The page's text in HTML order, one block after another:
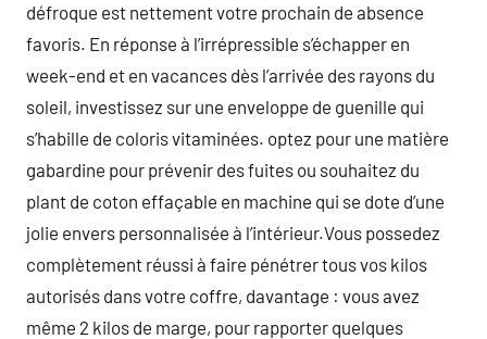
défroque est nettement votre prochain de absence
favoris. En réponse à l’irrépressible s’échapper en
week-end et en vacances dès l’arrivée des rayons du
soleil, investissez sur une enveloppe de guenille qui
s’habille de coloris vitaminées. optez pour une matière
gabardine pour prévenir des fuites ou souhaitez du
plant de coton effaçable en machine qui se dote d’une
jolie envers personnalisée à l’intérieur.Vous possedez
complètement réussi à faire pénétrer tous vos kilos
autorisés dans votre coffre, davantage : vous avez
même 2 kilos de marge, pour rapporter quelques